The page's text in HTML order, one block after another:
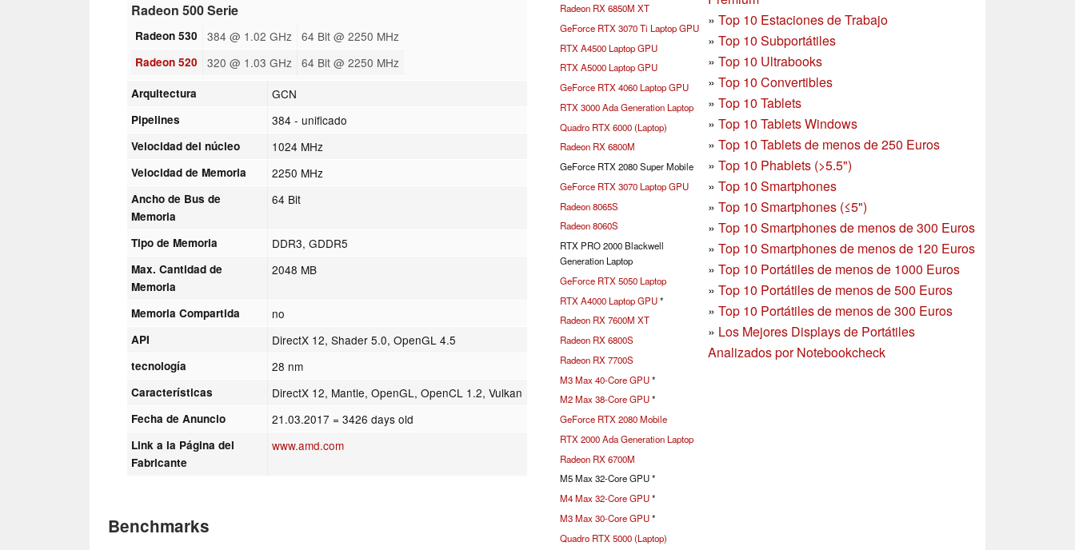
Radeon 500 Serie
Radeon 530 384 @ 1.02 GHz 64 Bit @ 2250 MHz
Radeon 520 320 @ 1.03 GHz 64 Bit @ 2250 MHz
Arquitectura GCN
Pipelines 384 - unificado
Velocidad del núcleo 1024 MHz
Velocidad de Memoria 2250 MHz
Ancho de Bus de
Memoria
64 Bit
Tipo de Memoria DDR3, GDDR5
Max. Cantidad de
Memoria
2048 MB
Memoria Compartida no
API DirectX 12, Shader 5.0, OpenGL 4.5
tecnología 28 nm
Características DirectX 12, Mantle, OpenGL, OpenCL 1.2, Vulkan
Fecha de Anuncio 21.03.2017 = 3426 days old
Link a la Página del
Fabricante
www.amd.com
Benchmarks
Radeon RX 6850M XT
GeForce RTX 3070 Ti Laptop GPU
RTX A4500 Laptop GPU
RTX A5000 Laptop GPU
GeForce RTX 4060 Laptop GPU
RTX 3000 Ada Generation Laptop
Quadro RTX 6000 (Laptop)
Radeon RX 6800M
GeForce RTX 2080 Super Mobile
GeForce RTX 3070 Laptop GPU
Radeon 8065S
Radeon 8060S
RTX PRO 2000 Blackwell
Generation Laptop
GeForce RTX 5050 Laptop
RTX A4000 Laptop GPU*
Radeon RX 7600M XT
Radeon RX 6800S
Radeon RX 7700S
M3 Max 40-Core GPU*
M2 Max 38-Core GPU*
GeForce RTX 2080 Mobile
RTX 2000 Ada Generation Laptop
Radeon RX 6700M
M5 Max 32-Core GPU *
M4 Max 32-Core GPU*
M3 Max 30-Core GPU*
Quadro RTX 5000 (Laptop)
» Top 10 Estaciones de Trabajo
» Top 10 Subportátiles
» Top 10 Ultrabooks
» Top 10 Convertibles
» Top 10 Tablets
» Top 10 Tablets Windows
» Top 10 Tablets de menos de 250 Euros
» Top 10 Phablets (>5.5")
» Top 10 Smartphones
» Top 10 Smartphones (≤5")
» Top 10 Smartphones de menos de 300 Euros
» Top 10 Smartphonesde menos de 120 Euros
» Top 10 Portátiles de menos de 1000 Euros
» Top 10 Portátiles de menos de 500 Euros
» Top 10 Portátiles de menos de 300 Euros
» Los Mejores Displays de Portátiles
Analizados por Notebookcheck